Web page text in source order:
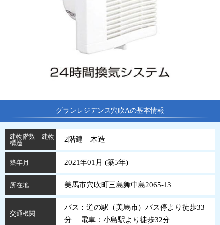
グランレジデンス穴吹Aの基本情報
建物階数 建物
構造
2階建 木造
築年月 2021年01月 (築5年)
所在地 美馬市穴吹町三島舞中島2065-13
交通機関
バス：道の駅（美馬市）バス停より徒歩33
分 電車：小島駅より徒歩32分